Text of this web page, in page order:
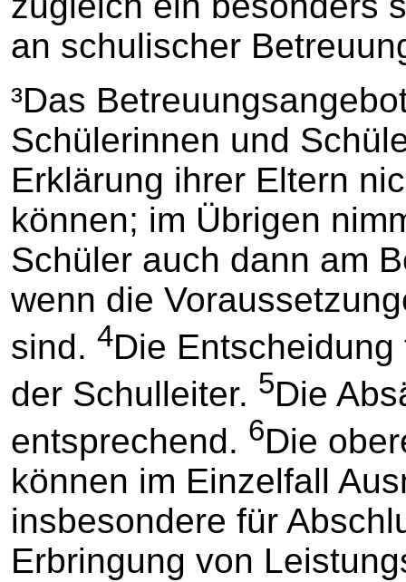
an schulischer
³Das
Schülerinnen und
Erklärung ihrer Eltern
können; im Übrigen
Schüler auch dann am
wenn die
sind. 4Die
der Schulleiter. 5Die
entsprechend. 6Die
können im Einzelfall
insbesondere für
Erbringung von